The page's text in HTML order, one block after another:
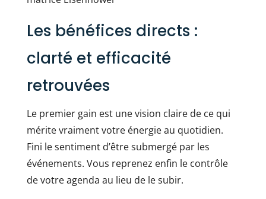
Les bénéfices directs :
clarté et efficacité
retrouvées
Le premier gain est une vision claire de ce qui
mérite vraiment votre énergie au quotidien.
Fini le sentiment d’être submergé par les
événements. Vous reprenez enfin le contrôle
de votre agenda au lieu de le subir.